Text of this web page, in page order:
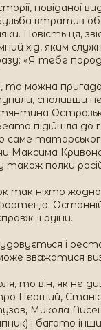
втратив
Повість ця,
хід, яким
«Я тебе
можна
спаливши
підійшла до
саме
полки
ніхто
Останній
руїни.
і
вважатися
то він, як не
Перший,
Микола
і багато